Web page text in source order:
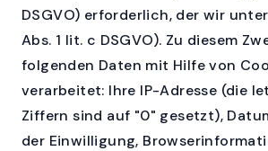
DSGVO) erforderlich, der wir
Abs. 1 lit. c DSGVO). Zu diesem
folgenden Daten mit Hilfe von
verarbeitet: Ihre IP-Adresse (die
Ziffern sind auf "0" gesetzt),
der Einwilligung,